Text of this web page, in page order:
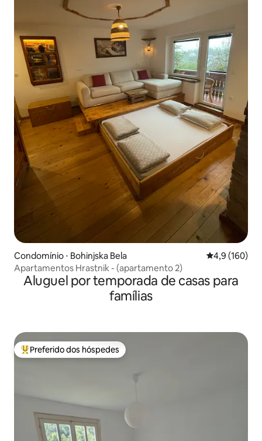
Condomínio ⋅ Bohinjska Bela 4,9 de uma
4,9 (160)
Apartamentos Hrastnik - (apartamento 2)
Aluguel por temporada de casas para
famílias
Entre os melhores preferidos dos hóspedes
Preferido dos hóspedes